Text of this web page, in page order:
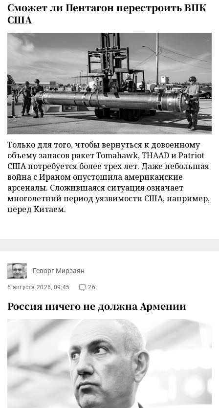
Сможет ли Пентагон перестроить ВПК
США
Только для того, чтобы вернуться к довоенному
объему запасов ракет Tomahawk, THAAD и Patriot
США потребуется более трех лет. Даже небольшая
война с Ираном опустошила американские
арсеналы. Сложившаяся ситуация означает
многолетний период уязвимости США, например,
перед Китаем.
Геворг Мирзаян
6 августа 2026, 09:45 26
Россия ничего не должна Армении